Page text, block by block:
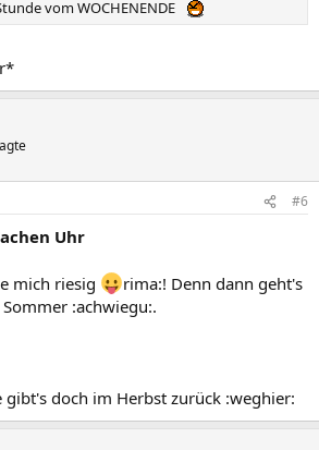
vom WOCHENENDE
#6
Uhr
mich riesig
rima:! Denn dann geht's
:achwiegu:.
gibt's doch im Herbst zurück :weghier: